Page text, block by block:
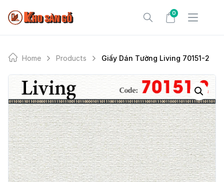
0
Home Products Giấy Dán Tường Living 70151-2